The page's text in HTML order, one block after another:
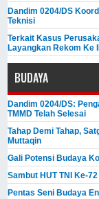
Dandim 0204/DS
Teknisi
Terkait Kasus
Layangkan Rekom Ke II
BUDAYA
Dandim 0204/DS:
TMMD Telah Selesai
Tahap Demi Tahap,
Muttaqin
Gali Potensi Budaya
Sambut HUT TNI Ke-
Pentas Seni Budaya